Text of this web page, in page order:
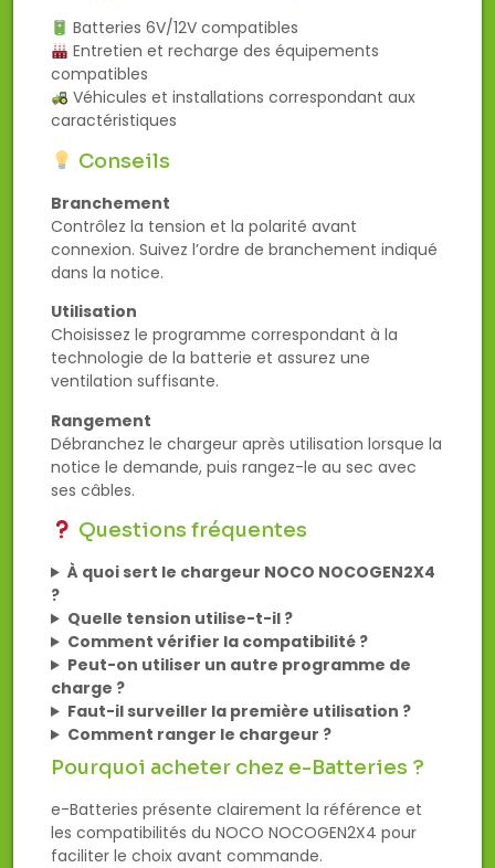
Batteries 6V/12V compatibles
Entretien et recharge des équipements
compatibles
Véhicules et installations correspondant aux
caractéristiques
Conseils
Branchement
Contrôlez la tension et la polarité avant
connexion. Suivez l’ordre de branchement indiqué
dans la notice.
Utilisation
Choisissez le programme correspondant à la
technologie de la batterie et assurez une
ventilation suffisante.
Rangement
Débranchez le chargeur après utilisation lorsque la
notice le demande, puis rangez-le au sec avec
ses câbles.
Questions fréquentes
À quoi sert le chargeur NOCO NOCOGEN2X4
?
Quelle tension utilise-t-il ?
Comment vérifier la compatibilité ?
Peut-on utiliser un autre programme de
charge ?
Faut-il surveiller la première utilisation ?
Comment ranger le chargeur ?
Pourquoi acheter chez e-Batteries ?
e-Batteries présente clairement la référence et
les compatibilités du NOCO NOCOGEN2X4 pour
faciliter le choix avant commande.